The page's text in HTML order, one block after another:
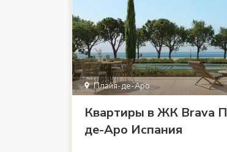
Плайя-де-Аро
Квартиры в ЖК Brava
де-Аро Испания